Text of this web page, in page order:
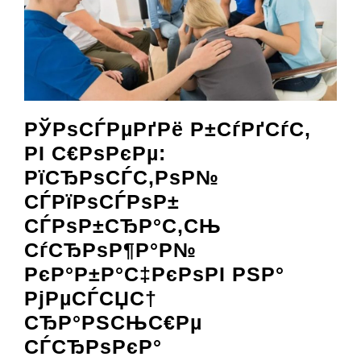
РЎРѕСЃРµРґРё Р±СѓРґСѓС‚
РІ С€РѕРєРµ:
РїСЂРѕСЃС‚РѕР№
СЃРїРѕСЃРѕР±
СЃРѕР±СЂР°С‚СЊ
СѓСЂРѕР¶Р°Р№
РєР°Р±Р°С‡РєРѕРІ РЅР°
РјРµСЃСЏС†
СЂР°РЅСЊС€Рµ
СЃСЂРѕРєР°